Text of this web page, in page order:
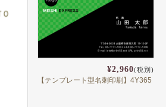
¥2,960(税別)
【テンプレート型名刺印刷】4Y365